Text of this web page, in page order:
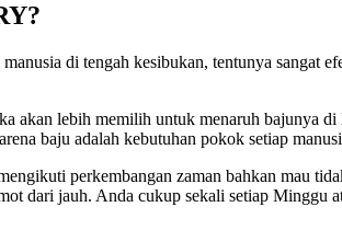
di tengah kesibukan, tentunya sangat
akan lebih memilih untuk menaruh bajunya
baju adalah kebutuhan pokok setiap
perkembangan zaman bahkan mau
dari jauh. Anda cukup sekali setiap Minggu